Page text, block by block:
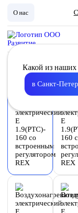
О нас
Какой из
в Санкт-